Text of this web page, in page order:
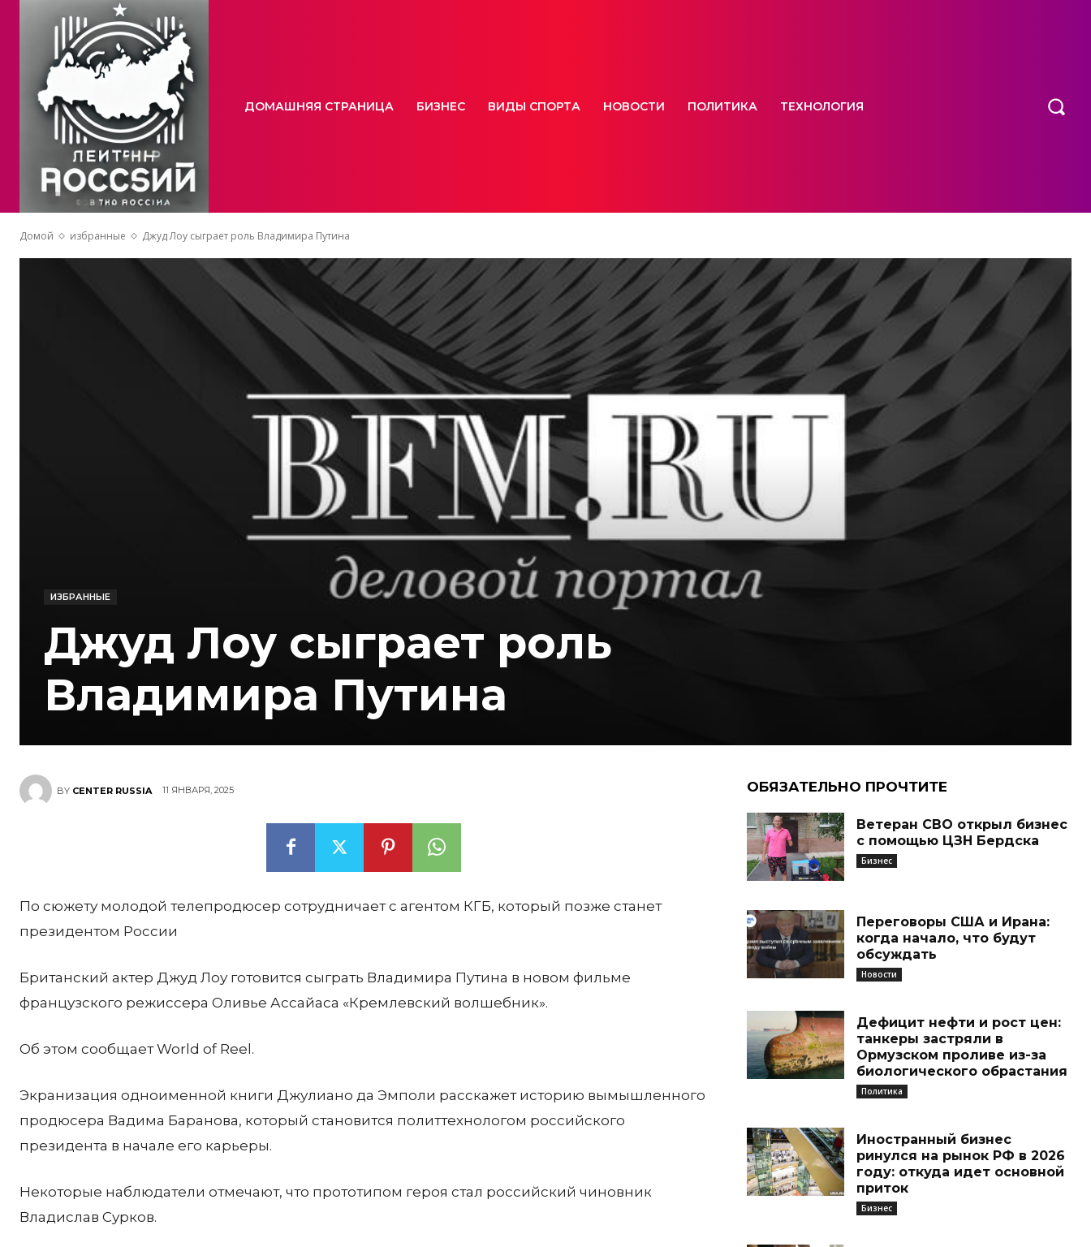
ДОМАШНЯЯ СТРАНИЦА БИЗНЕС ВИДЫ СПОРТА НОВОСТИ ПОЛИТИКА ТЕХНОЛОГИЯ
Домой избранные Джуд Лоу сыграет роль Владимира Путина
ИЗБРАННЫЕ
Джуд Лоу сыграет роль
Владимира Путина
BY CENTER RUSSIA 11 ЯНВАРЯ, 2025
По сюжету молодой телепродюсер сотрудничает с агентом КГБ, который позже станет
президентом России
Британский актер Джуд Лоу готовится сыграть Владимира Путина в новом фильме
французского режиссера Оливье Ассайаса «Кремлевский волшебник».
Об этом сообщает World of Reel.
Экранизация одноименной книги Джулиано да Эмполи расскажет историю вымышленного
продюсера Вадима Баранова, который становится политтехнологом российского
президента в начале его карьеры.
Некоторые наблюдатели отмечают, что прототипом героя стал российский чиновник
Владислав Сурков.
ОБЯЗАТЕЛЬНО ПРОЧТИТЕ
Ветеран СВО открыл бизнес
с помощью ЦЗН Бердска
Бизнес
Переговоры США и Ирана:
когда начало, что будут
обсуждать
Новости
Дефицит нефти и рост цен:
танкеры застряли в
Ормузском проливе из-за
биологического обрастания
Политика
Иностранный бизнес
ринулся на рынок РФ в 2026
году: откуда идет основной
приток
Бизнес